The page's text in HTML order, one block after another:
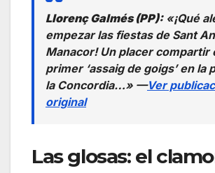
Llorenç Galmés (PP):«¡Qué
empezar las fiestas de Sant
Manacor! Un placer compartir
primer ‘assaig de goigs’ en la
la Concordia…» —Ver
original
Las glosas: el